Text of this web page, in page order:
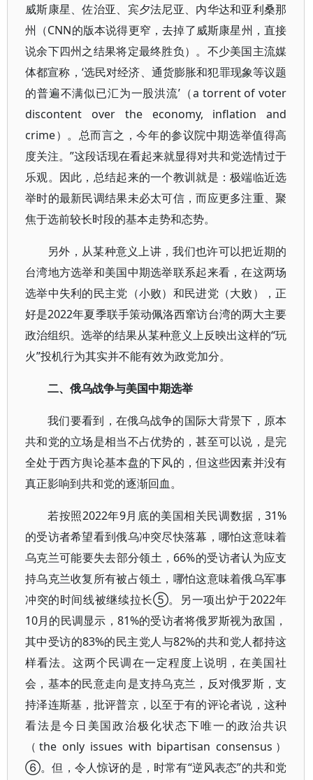
威斯康星、佐治亚、宾夕法尼亚、内华达和亚利桑那
州（CNN的版本说得更窄，去掉了威斯康星州，直接
说余下四州之结果将定最终胜负）。不少美国主流媒
体都宣称，‘选民对经济、通货膨胀和犯罪现象等议题
的普遍不满似已汇为一股洪流’（a torrent of voter
discontent over the economy, inflation and
crime）。总而言之，今年的参议院中期选举值得高
度关注。”这段话现在看起来就显得对共和党选情过于
乐观。因此，总结起来的一个教训就是：极端临近选
举时的最新民调结果未必太可信，而应更多注重、聚
焦于选前较长时段的基本走势和态势。
另外，从某种意义上讲，我们也许可以把近期的
台湾地方选举和美国中期选举联系起来看，在这两场
选举中失利的民主党（小败）和民进党（大败），正
好是2022年夏季联手策动佩洛西窜访台湾的两大主要
政治组织。选举的结果从某种意义上反映出这样的“玩
火”投机行为其实并不能有效为政党加分。
二、俄乌战争与美国中期选举
我们要看到，在俄乌战争的国际大背景下，原本
共和党的立场是相当不占优势的，甚至可以说，是完
全处于西方舆论基本盘的下风的，但这些因素并没有
真正影响到共和党的逐渐回血。
若按照2022年9月底的美国相关民调数据，31%
的受访者希望看到俄乌冲突尽快落幕，哪怕这意味着
乌克兰可能要失去部分领土，66%的受访者认为应支
持乌克兰收复所有被占领土，哪怕这意味着俄乌军事
冲突的时间线被继续拉长⑤。另一项出炉于2022年
10月的民调显示，81%的受访者将俄罗斯视为敌国，
其中受访的83%的民主党人与82%的共和党人都持这
样看法。这两个民调在一定程度上说明，在美国社
会，基本的民意走向是支持乌克兰，反对俄罗斯，支
持泽连斯基，批评普京，以至于有的评论者说，这种
看法是今日美国政治极化状态下唯一的政治共识
（the only issues with bipartisan consensus）
⑥。但，令人惊讶的是，时常有“逆风表态”的共和党